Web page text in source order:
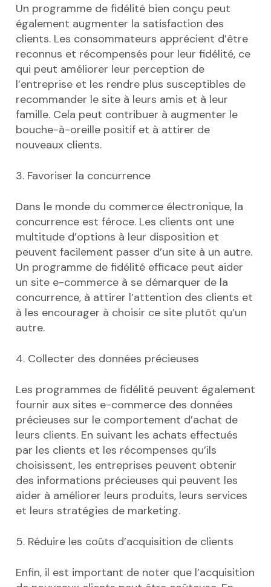
Un programme de fidélité bien conçu peut
également augmenter la satisfaction des
clients. Les consommateurs apprécient d’être
reconnus et récompensés pour leur fidélité, ce
qui peut améliorer leur perception de
l’entreprise et les rendre plus susceptibles de
recommander le site à leurs amis et à leur
famille. Cela peut contribuer à augmenter le
bouche-à-oreille positif et à attirer de
nouveaux clients.
3. Favoriser la concurrence
Dans le monde du commerce électronique, la
concurrence est féroce. Les clients ont une
multitude d’options à leur disposition et
peuvent facilement passer d’un site à un autre.
Un programme de fidélité efficace peut aider
un site e-commerce à se démarquer de la
concurrence, à attirer l’attention des clients et
à les encourager à choisir ce site plutôt qu’un
autre.
4. Collecter des données précieuses
Les programmes de fidélité peuvent également
fournir aux sites e-commerce des données
précieuses sur le comportement d’achat de
leurs clients. En suivant les achats effectués
par les clients et les récompenses qu’ils
choisissent, les entreprises peuvent obtenir
des informations précieuses qui peuvent les
aider à améliorer leurs produits, leurs services
et leurs stratégies de marketing.
5. Réduire les coûts d’acquisition de clients
Enfin, il est important de noter que l’acquisition